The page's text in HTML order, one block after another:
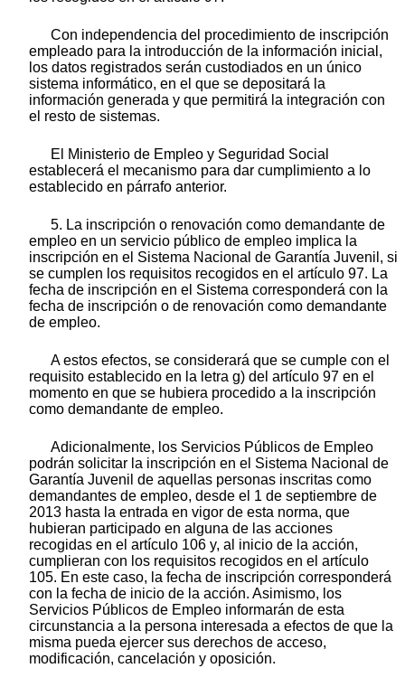
Con independencia del procedimiento de inscripción
empleado para la introducción de la información inicial,
los datos registrados serán custodiados en un único
sistema informático, en el que se depositará la
información generada y que permitirá la integración con
el resto de sistemas.
El Ministerio de Empleo y Seguridad Social
establecerá el mecanismo para dar cumplimiento a lo
establecido en párrafo anterior.
5. La inscripción o renovación como demandante de
empleo en un servicio público de empleo implica la
inscripción en el Sistema Nacional de Garantía Juvenil, si
se cumplen los requisitos recogidos en el artículo 97. La
fecha de inscripción en el Sistema corresponderá con la
fecha de inscripción o de renovación como demandante
de empleo.
A estos efectos, se considerará que se cumple con el
requisito establecido en la letra g) del artículo 97 en el
momento en que se hubiera procedido a la inscripción
como demandante de empleo.
Adicionalmente, los Servicios Públicos de Empleo
podrán solicitar la inscripción en el Sistema Nacional de
Garantía Juvenil de aquellas personas inscritas como
demandantes de empleo, desde el 1 de septiembre de
2013 hasta la entrada en vigor de esta norma, que
hubieran participado en alguna de las acciones
recogidas en el artículo 106 y, al inicio de la acción,
cumplieran con los requisitos recogidos en el artículo
105. En este caso, la fecha de inscripción corresponderá
con la fecha de inicio de la acción. Asimismo, los
Servicios Públicos de Empleo informarán de esta
circunstancia a la persona interesada a efectos de que la
misma pueda ejercer sus derechos de acceso,
modificación, cancelación y oposición.